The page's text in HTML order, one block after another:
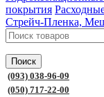
покрытия
Стрейч-Пленка,
Поиск
(093) 038-96-09
(050) 717-22-00